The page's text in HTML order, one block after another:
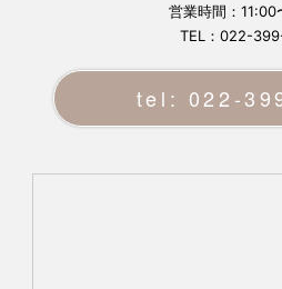
営業時間：11:00
TEL：022-
tel: 022-